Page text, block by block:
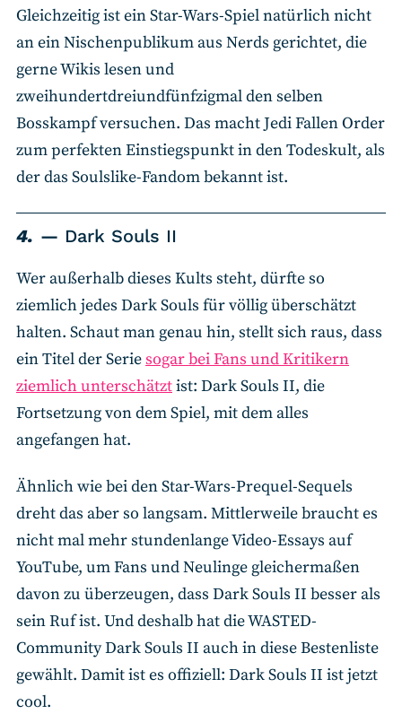
Gleichzeitig ist ein Star-Wars-Spiel natürlich nicht
an ein Nischenpublikum aus Nerds gerichtet, die
gerne Wikis lesen und
zweihundertdreiundfünfzigmal den selben
Bosskampf versuchen. Das macht Jedi Fallen Order
zum perfekten Einstiegspunkt in den Todeskult, als
der das Soulslike-Fandom bekannt ist.
4. Dark Souls II
Wer außerhalb dieses Kults steht, dürfte so
ziemlich jedes Dark Souls für völlig überschätzt
halten. Schaut man genau hin, stellt sich raus, dass
ein Titel der Seriesogar bei Fans und Kritikern
ziemlich unterschätztist: Dark Souls II, die
Fortsetzung von dem Spiel, mit dem alles
angefangen hat.
Ähnlich wie bei den Star-Wars-Prequel-Sequels
dreht das aber so langsam. Mittlerweile braucht es
nicht mal mehr stundenlange Video-Essays auf
YouTube, um Fans und Neulinge gleichermaßen
davon zu überzeugen, dass Dark Souls II besser als
sein Ruf ist. Und deshalb hat die WASTED-
Community Dark Souls II auch in diese Bestenliste
gewählt. Damit ist es offiziell: Dark Souls II ist jetzt
cool.